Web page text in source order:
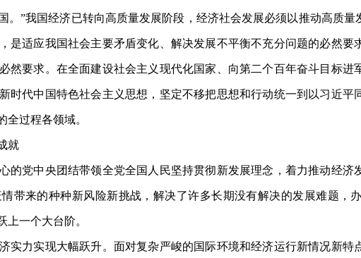
。”我国经济已转向高质量发展阶段，经济社会发展必须以推动高质
是适应我国社会主要矛盾变化、解决发展不平衡不充分问题的必然要
然要求。在全面建设社会主义现代化国家、向第二个百年奋斗目标
时代中国特色社会主义思想，坚定不移把思想和行动统一到以习近
过程各领域。
就
党中央团结带领全党全国人民坚持贯彻新发展理念，着力推动经济
带来的种种新风险新挑战，解决了许多长期没有解决的发展难题，
一个大台阶。
力实现大幅跃升。面对复杂严峻的国际环境和经济运行新情况新特